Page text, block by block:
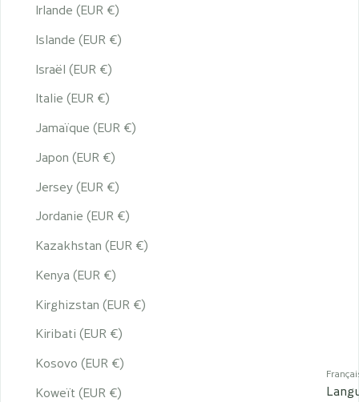
Irlande (EUR €)
Islande (EUR €)
Israël (EUR €)
Italie (EUR €)
Jamaïque (EUR €)
Japon (EUR €)
Jersey (EUR €)
Jordanie (EUR €)
Kazakhstan (EUR €)
Kenya (EUR €)
Kirghizstan (EUR €)
Kiribati (EUR €)
Kosovo (EUR €)
Koweït (EUR €)